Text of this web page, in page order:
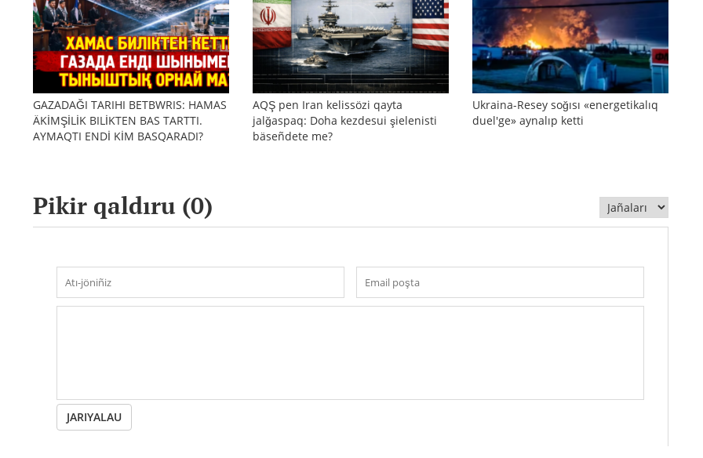
GAZADAĞI TARIHI BETBWRIS: HAMAS
ÄKİMŞİLİK BILİKTEN BAS TARTTI.
AYMAQTI ENDİ KİM BASQARADI?
AQŞ pen Iran kelissözi qayta
jalğaspaq: Doha kezdesui şielenisti
bäseñdete me?
Ukraina-Resey soğısı «energetikalıq
duel'ge» aynalıp ketti
Pikir qaldıru (0)
JARIYALAU